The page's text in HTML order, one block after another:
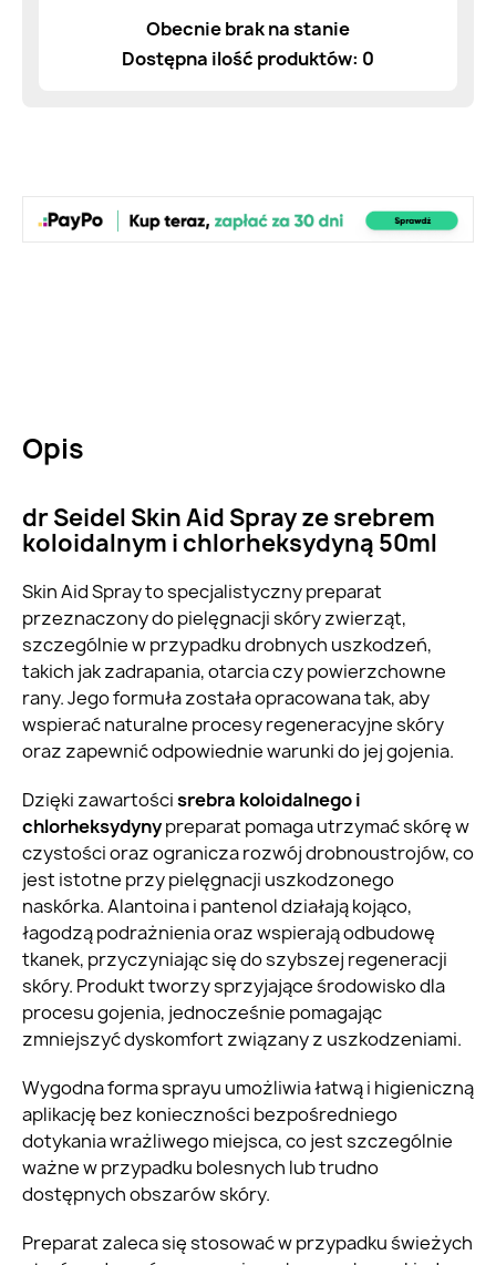
Obecnie brak na stanie
Dostępna ilość produktów: 0
Opis
dr Seidel Skin Aid Spray ze srebrem
koloidalnym i chlorheksydyną 50ml
Skin Aid Spray to specjalistyczny preparat
przeznaczony do pielęgnacji skóry zwierząt,
szczególnie w przypadku drobnych uszkodzeń,
takich jak zadrapania, otarcia czy powierzchowne
rany. Jego formuła została opracowana tak, aby
wspierać naturalne procesy regeneracyjne skóry
oraz zapewnić odpowiednie warunki do jej gojenia.
Dzięki zawartościsrebra koloidalnego i
chlorheksydynypreparat pomaga utrzymać skórę w
czystości oraz ogranicza rozwój drobnoustrojów, co
jest istotne przy pielęgnacji uszkodzonego
naskórka. Alantoina i pantenol działają kojąco,
łagodzą podrażnienia oraz wspierają odbudowę
tkanek, przyczyniając się do szybszej regeneracji
skóry. Produkt tworzy sprzyjające środowisko dla
procesu gojenia, jednocześnie pomagając
zmniejszyć dyskomfort związany z uszkodzeniami.
Wygodna forma sprayu umożliwia łatwą i higieniczną
aplikację bez konieczności bezpośredniego
dotykania wrażliwego miejsca, co jest szczególnie
ważne w przypadku bolesnych lub trudno
dostępnych obszarów skóry.
Preparat zaleca się stosować w przypadku świeżych